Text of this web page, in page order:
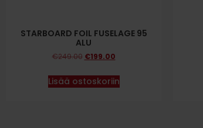
STARBOARD FOIL FUSELAGE 95
ALU
€249.00 €199.00
Lisää ostoskoriin